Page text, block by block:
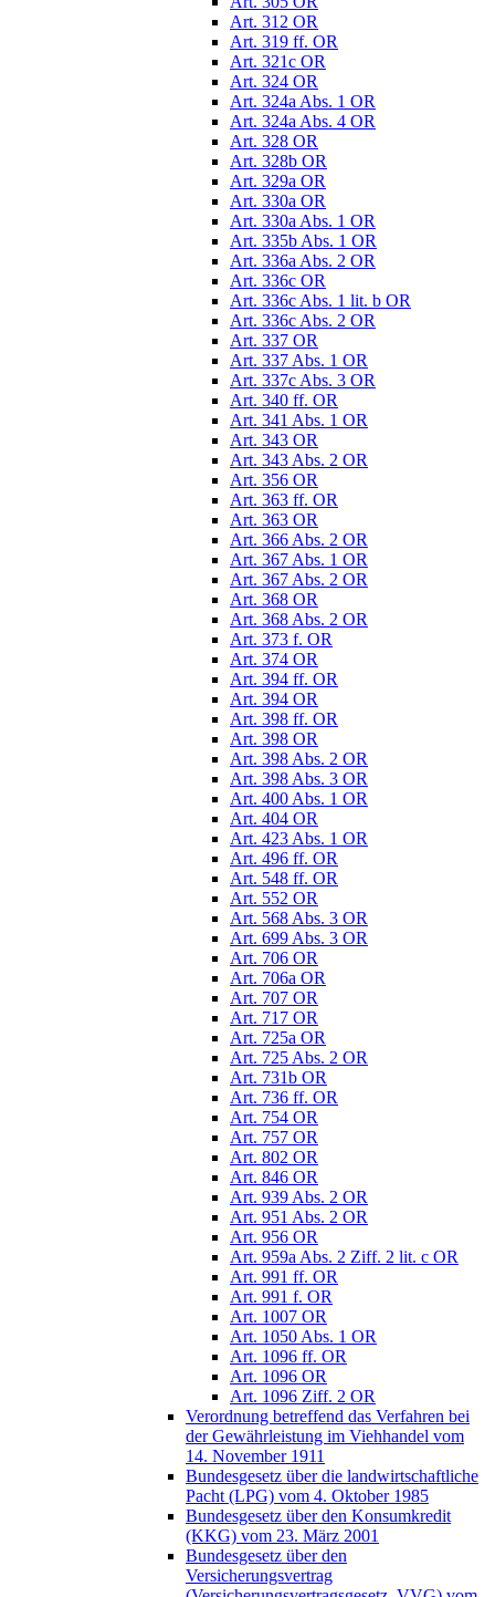
Art. 312 OR
Art. 319 ff. OR
Art. 321c OR
Art. 324 OR
Art. 324a Abs. 1 OR
Art. 324a Abs. 4 OR
Art. 328 OR
Art. 328b OR
Art. 329a OR
Art. 330a OR
Art. 330a Abs. 1 OR
Art. 335b Abs. 1 OR
Art. 336a Abs. 2 OR
Art. 336c OR
Art. 336c Abs. 1 lit. b OR
Art. 336c Abs. 2 OR
Art. 337 OR
Art. 337 Abs. 1 OR
Art. 337c Abs. 3 OR
Art. 340 ff. OR
Art. 341 Abs. 1 OR
Art. 343 OR
Art. 343 Abs. 2 OR
Art. 356 OR
Art. 363 ff. OR
Art. 363 OR
Art. 366 Abs. 2 OR
Art. 367 Abs. 1 OR
Art. 367 Abs. 2 OR
Art. 368 OR
Art. 368 Abs. 2 OR
Art. 373 f. OR
Art. 374 OR
Art. 394 ff. OR
Art. 394 OR
Art. 398 ff. OR
Art. 398 OR
Art. 398 Abs. 2 OR
Art. 398 Abs. 3 OR
Art. 400 Abs. 1 OR
Art. 404 OR
Art. 423 Abs. 1 OR
Art. 496 ff. OR
Art. 548 ff. OR
Art. 552 OR
Art. 568 Abs. 3 OR
Art. 699 Abs. 3 OR
Art. 706 OR
Art. 706a OR
Art. 707 OR
Art. 717 OR
Art. 725a OR
Art. 725 Abs. 2 OR
Art. 731b OR
Art. 736 ff. OR
Art. 754 OR
Art. 757 OR
Art. 802 OR
Art. 846 OR
Art. 939 Abs. 2 OR
Art. 951 Abs. 2 OR
Art. 956 OR
Art. 959a Abs. 2 Ziff. 2 lit. c OR
Art. 991 ff. OR
Art. 991 f. OR
Art. 1007 OR
Art. 1050 Abs. 1 OR
Art. 1096 ff. OR
Art. 1096 OR
Art. 1096 Ziff. 2 OR
Verordnung betreffend das Verfahren bei
der Gewährleistung im Viehhandel vom
14. November 1911
Bundesgesetz über die landwirtschaftliche
Pacht (LPG) vom 4. Oktober 1985
Bundesgesetz über den Konsumkredit
(KKG) vom 23. März 2001
Bundesgesetz über den
Versicherungsvertrag